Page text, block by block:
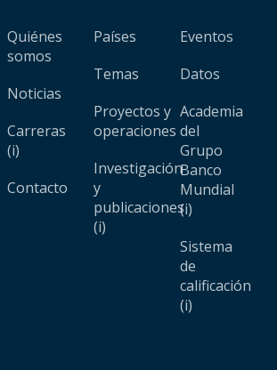
Quiénes
somos
Noticias
Carreras
(i)
Contacto
Países
Temas
Proyectos y
operaciones
Investigación
y
publicaciones
(i)
Eventos
Datos
Academia
del
Grupo
Banco
Mundial
(i)
Sistema
de
calificación
(i)